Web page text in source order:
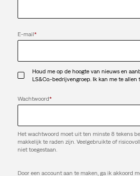
E-mail*
Houd me op de hoogte van nieuws en
LS&Co.-bedrijvengroep. Ik kan me te allen
Wachtwoord*
Het wachtwoord moet uit ten minste 8 tekens
makkelijk te raden zijn. Veelgebruikte of
niet toegestaan.
Door een account aan te maken, ga ik akkoord